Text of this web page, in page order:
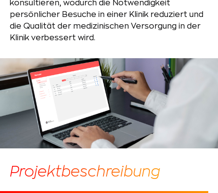
konsultieren, wodurch die Notwendigkeit
persönlicher Besuche in einer Klinik reduziert und
die Qualität der medizinischen Versorgung in der
Klinik verbessert wird.
Projektbeschreibung